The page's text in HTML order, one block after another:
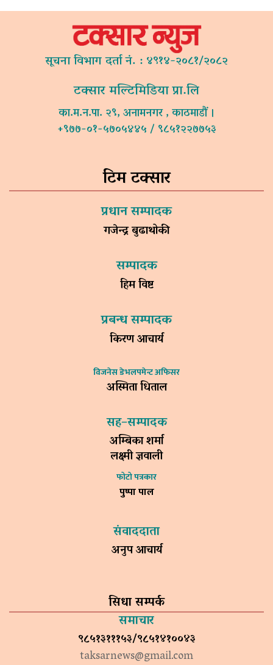
सूचना विभाग दर्ता नं. : ४९१४-२०८१/२०८२
टक्सार मल्टिमिडिया प्रा.लि
का.म.न.पा. २९, अनामनगर , काठमाडौं ।
+९७७-०१-५७०५४४५ / ९८५१२२७७५३
टिम टक्सार
प्रधान सम्पादक
गजेन्द्र बुढाथोकी
सम्पादक
हिम विष्ट
प्रबन्ध सम्पादक
किरण आचार्य
विजनेस डेभलपमेन्ट अफिसर
अस्मिता धिताल
सह–सम्पादक
अम्बिका शर्मा
लक्ष्मी ज्ञवाली
फोटो पत्रकार
पुष्पा पाल
संवाददाता
अनुप आचार्य
सिधा सम्पर्क
समाचार
९८५१३१११५३/९८५१४१००४३
taksarnews@gmail.com